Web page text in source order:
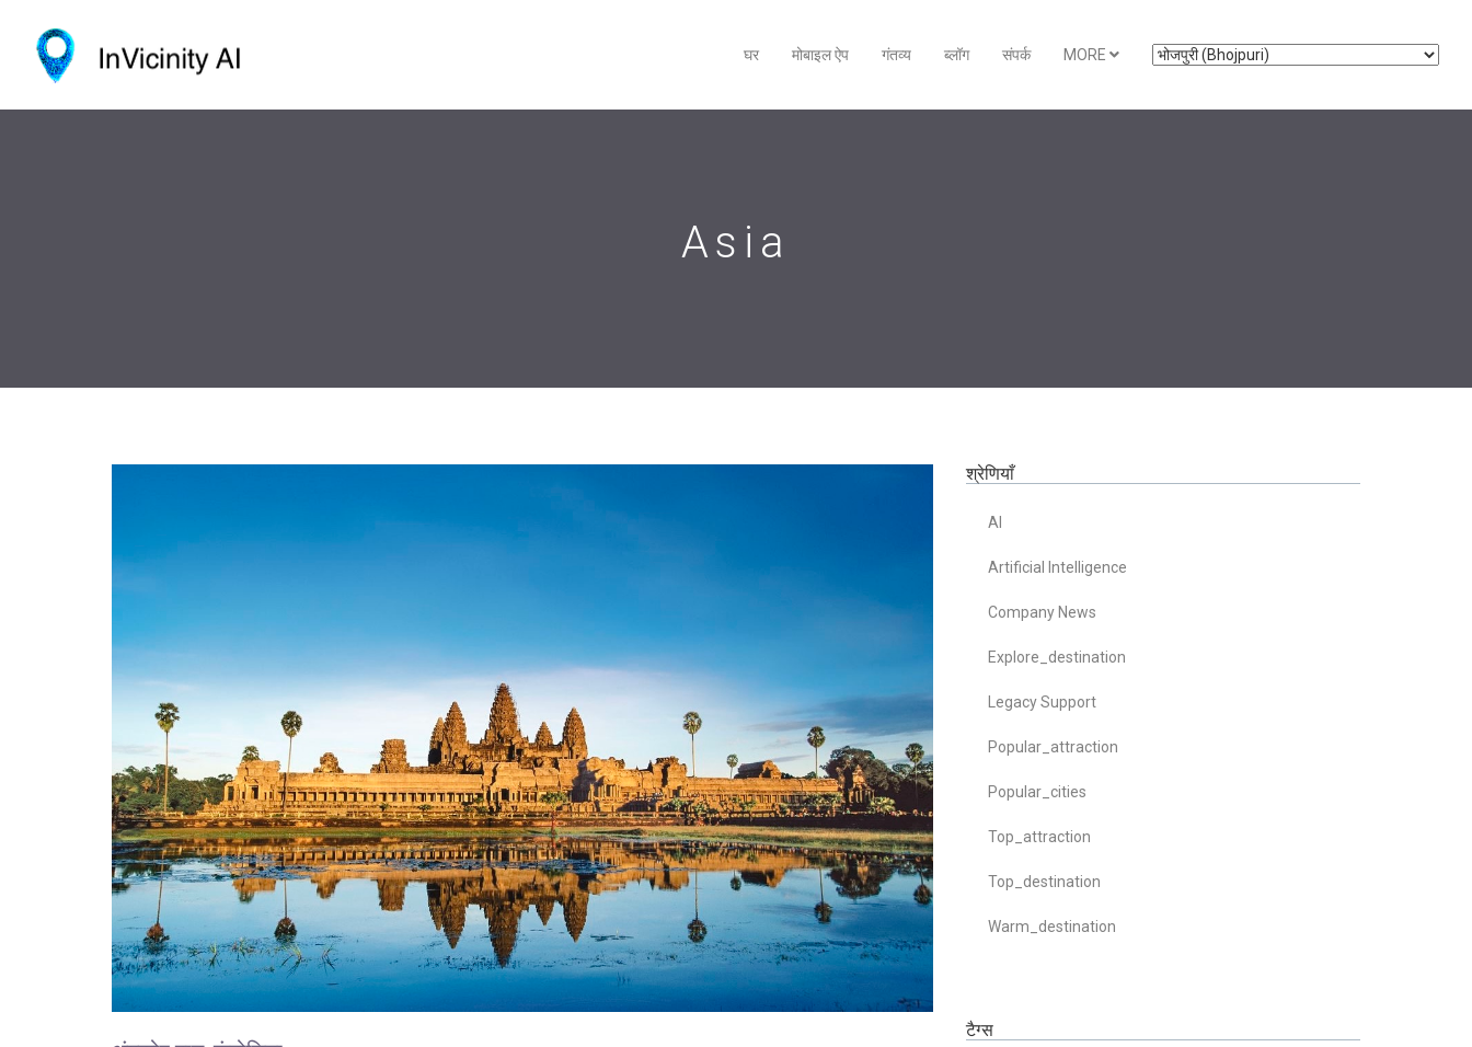
घर मोबाइल ऐप गंतव्य ब्लॉग संपर्क MORE
Asia
श्रेणियाँ
AI
Artificial Intelligence
Company News
Explore_destination
Legacy Support
Popular_attraction
Popular_cities
Top_attraction
Top_destination
Warm_destination
टैग्स